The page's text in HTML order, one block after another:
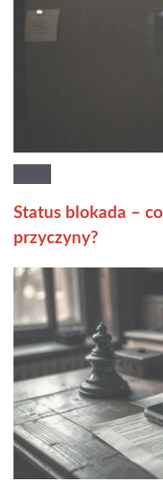
Status blokada –
przyczyny?